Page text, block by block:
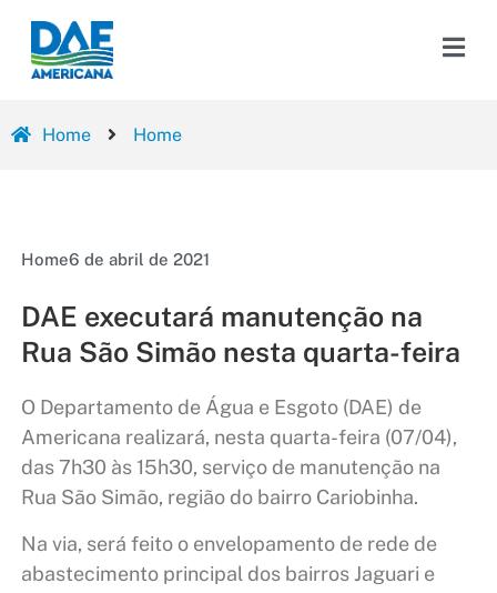
Home Home
Home6 de abril de 2021
DAE executará manutenção na
Rua São Simão nesta quarta-feira
O Departamento de Água e Esgoto (DAE) de
Americana realizará, nesta quarta-feira (07/04),
das 7h30 às 15h30, serviço de manutenção na
Rua São Simão, região do bairro Cariobinha.
Na via, será feito o envelopamento de rede de
abastecimento principal dos bairros Jaguari e